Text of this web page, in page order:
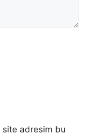
site adresim bu